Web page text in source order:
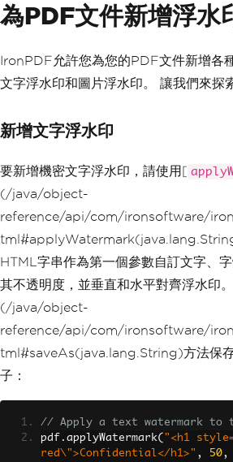
為PDF文件新增浮水
IronPDF允許您為您的PDF文件新增各
文字浮水印和圖片浮水印。 讓我們來探
新增文字浮水印
要新增機密文字浮水印，請使用[
(/java/object-
reference/api/com/ironsoftware/
HTML字串作為第一個參數自訂文字、
其不透明度，並垂直和水平對齊浮水印
(/java/object-
reference/api/com/ironsoftware/
tml#saveAs(java.lang.String)方法保存
子：
// Apply a text watermark to
pdf . applyWatermark( "<h1
red\">Confidential</h1>" , 50,